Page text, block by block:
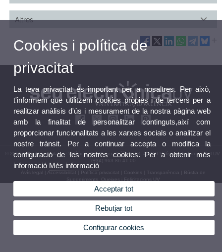
Altres
© 2026 UV. - Universitat de València. Av. Blasco Ibáñez, 13. 46010 València. Espanya. Tel UV:
Avís legal Accessibilitat|Política privacitat Cookies Transparència
Bústia de
Suggeriments, Queixes i Felicitacions UV
Cookies i política de
privacitat
La teva privacitat és important per a nosaltres. Per això,
t'informem que utilitzem cookies pròpies i de tercers per a
realitzar anàlisis d'ús i mesurament de la nostra pàgina web
amb la finalitat de personalitzar continguts,així com
proporcionar funcionalitats a les xarxes socials o analitzar el
nostre trànsit. Per a continuar accepta o modifica la
configuració de les nostres cookies. Per a obtenir més
informació Més informació
Acceptar tot
Rebutjar tot
Configurar cookies